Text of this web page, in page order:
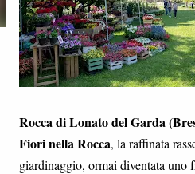
Rocca di Lonato del Garda
Fiori nella Rocca, la raffinata
giardinaggio, ormai diventata uno